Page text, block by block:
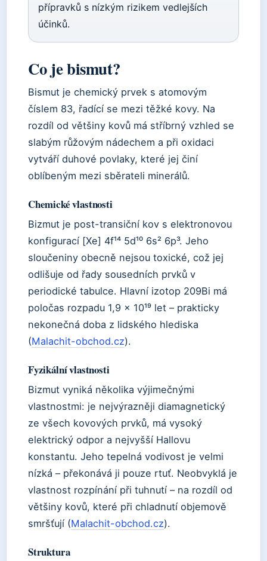
přípravků s nízkým rizikem vedlejších
účinků.
Co je bismut?
Bismut je chemický prvek s atomovým
číslem 83, řadící se mezi těžké kovy. Na
rozdíl od většiny kovů má stříbrný vzhled se
slabým růžovým nádechem a při oxidaci
vytváří duhové povlaky, které jej činí
oblíbeným mezi sběrateli minerálů.
Chemické vlastnosti
Bizmut je post-transiční kov s elektronovou
konfigurací [Xe] 4f¹⁴ 5d¹⁰ 6s² 6p³. Jeho
sloučeniny obecně nejsou toxické, což jej
odlišuje od řady sousedních prvků v
periodické tabulce. Hlavní izotop 209Bi má
poločas rozpadu 1,9 × 10¹⁹ let – prakticky
nekonečná doba z lidského hlediska
(Malachit-obchod.cz).
Fyzikální vlastnosti
Bizmut vyniká několika výjimečnými
vlastnostmi: je nejvýrazněji diamagnetický
ze všech kovových prvků, má vysoký
elektrický odpor a nejvyšší Hallovu
konstantu. Jeho tepelná vodivost je velmi
nízká – překonává ji pouze rtuť. Neobvyklá je
vlastnost rozpínání při tuhnutí – na rozdíl od
většiny kovů, které při chladnutí objemově
smršťují (Malachit-obchod.cz).
Struktura